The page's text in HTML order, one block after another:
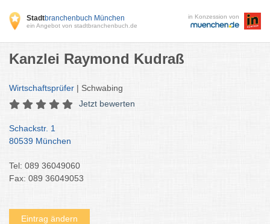
Stadtbranchenbuch München
ein Angebot von stadtbranchenbuch.de
in Konzession von
Kanzlei Raymond Kudraß
Wirtschaftsprüfer | Schwabing
Jetzt bewerten
Schackstr. 1
80539 München
Tel: 089 36049060
Fax: 089 36049053
Eintrag ändern